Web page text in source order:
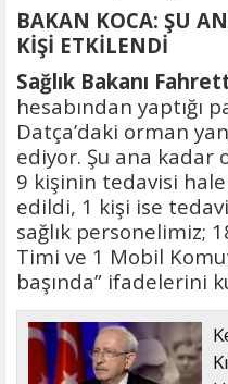
BAKAN KOCA: ŞU
KİŞİ ETKİLENDİ
Sağlık Bakanı
hesabından yaptığı
Datça’daki orman
ediyor. Şu ana kadar
9 kişinin tedavisi
edildi, 1 kişi ise
sağlık personelimiz;
Timi ve 1 Mobil
başında” ifadelerini